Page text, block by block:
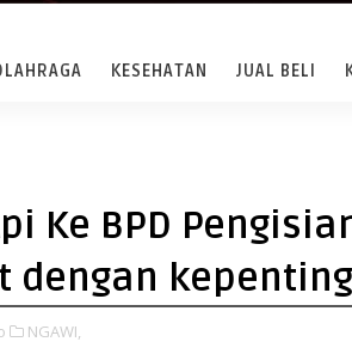
KESEHATAN JUAL BELI
Ke BPD
dengan
NGAWI,